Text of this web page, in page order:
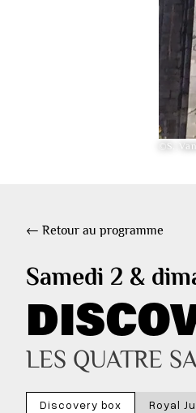
©S.
← Retour au programme
Samedi 2 &
LES QUATRE
Discovery box Royal